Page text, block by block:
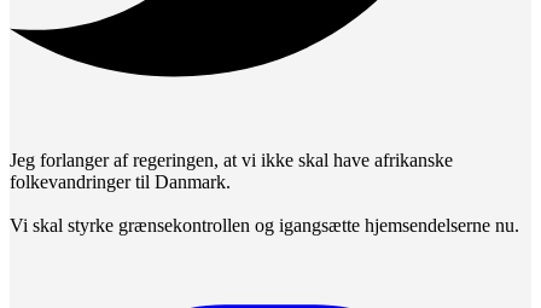
Jeg forlanger af regeringen, at vi ikke skal have afrikanske
folkevandringer til Danmark.
Vi skal styrke grænsekontrollen og igangsætte hjemsendelserne nu.